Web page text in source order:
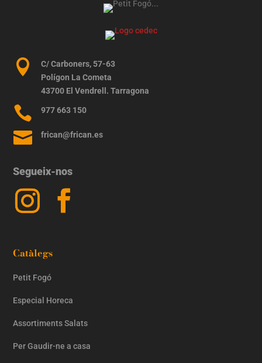

C/ Carboners, 57-63
Polígon La Cometa
43700 El Vendrell. Tarragona
 977 663 150
 frican@frican.es
Segueix-nos
Catàlegs
Petit Fogó
Especial Horeca
Assortiments Salats
Per Gaudir-ne a casa